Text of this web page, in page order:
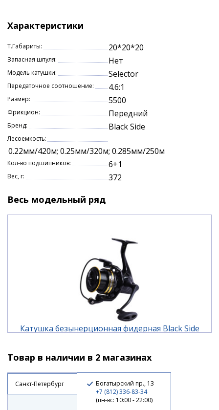
Характеристики
Т.Габариты: 20*20*20
Запасная шпуля: Нет
Модель катушки: Selector
Передаточное соотношение: 4.6:1
Размер: 5500
Фрикцион: Передний
Бренд: Black Side
Лесоемкость:
0.22мм/420м; 0.25мм/320м; 0.285мм/250м
Кол-во подшипников: 6+1
Вес, г: 372
Весь модельный ряд
Катушка безынерционная фидерная Black Side
7 030 ₽
Товар в наличии в 2 магазинах
Санкт-Петербург
Богатырский пр., 13
+7 (812) 336-83-34
(пн-вс: 10:00 - 22:00)